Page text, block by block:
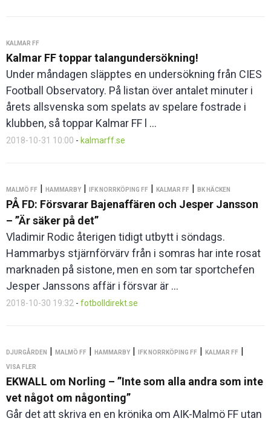
KALMAR FF
Kalmar FF toppar talangundersökning!
Under måndagen släpptes en undersökning från CIES
Football Observatory. På listan över antalet minuter i
årets allsvenska som spelats av spelare fostrade i
klubben, så toppar Kalmar FF l ...
2018-10-31 10:00 - kalmarff.se
MALMÖ FF | HAMMARBY | IFK NORRKÖPING FF | KALMAR FF | BK HÄCKEN
PÅ FD: Försvarar Bajenaffären och Jesper Jansson
– ”Är säker på det”
Vladimir Rodic återigen tidigt utbytt i söndags.
Hammarbys stjärnförvärv från i somras har inte rosat
marknaden på sistone, men en som tar sportchefen
Jesper Janssons affär i försvar är ...
2018-10-30 19:32 - fotbolldirekt.se
DJURGÅRDEN | MALMÖ FF | HAMMARBY | IFK NORRKÖPING FF | KALMAR FF |
VISA FLER
EKWALL om Norling – ”Inte som alla andra som inte
vet något om någonting”
Går det att skriva en en krönika om AIK-Malmö FF utan